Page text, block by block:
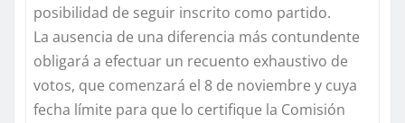
posibilidad de seguir inscrito como partido.
La ausencia de una diferencia más contundente
obligará a efectuar un recuento exhaustivo de
votos, que comenzará el 8 de noviembre y cuya
fecha límite para que lo certifique la Comisión